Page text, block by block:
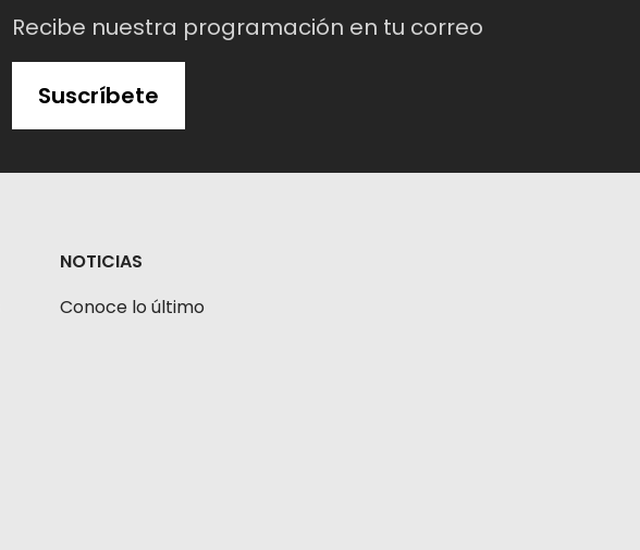
Recibe nuestra programación en tu correo
Suscríbete
NOTICIAS
Conoce lo último